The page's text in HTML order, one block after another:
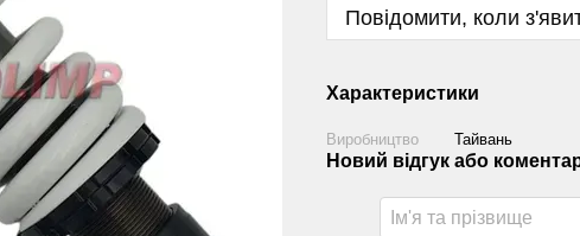
Повідомити, коли
Характеристики
Виробництво Тайвань
Новий відгук або